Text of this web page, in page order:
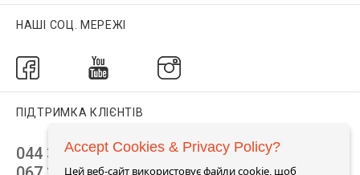
НАШІ СОЦ. МЕРЕЖІ
ПІДТРИМКА КЛІЄНТІВ
044 392 44 45
Accept Cookies & Privacy Policy?
Цей веб-сайт використовує файли cookie, щоб